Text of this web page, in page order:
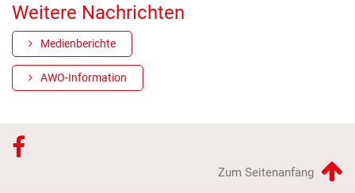
Weitere Nachrichten
Medienberichte
AWO-Information
Zum Seitenanfang